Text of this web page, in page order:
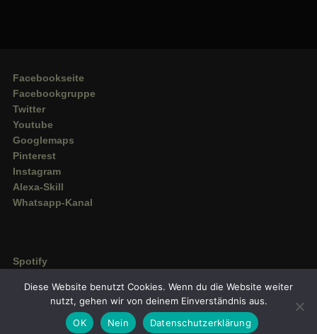
Facebookseite
Facebookgruppe
Twitter
Youtube
Googlemaps
Pinterest
Instagram
Alexa-Skill
Whatsapp-Kanal
Spotify
Amazon Music
Diese Website benutzt Cookies. Wenn du die Website weiter
nutzt, gehen wir von deinem Einverständnis aus.
OK
Nein Datenschutzerklärung